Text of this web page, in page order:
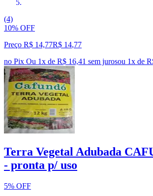
(4)
10% OFF
Preço R$ 14,77R$ 14,77
no Pix Ou 1x de R$ 16,41 sem jurosou 1x de
Terra Vegetal Adubada
- pronta p/ uso
5% OFF